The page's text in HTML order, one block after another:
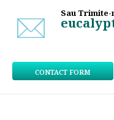
Sau Trimite-
CONTACT FORM